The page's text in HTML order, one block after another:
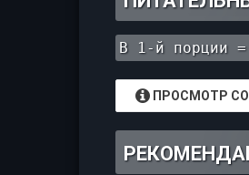
В 1-й порции
ПРОСМОТР